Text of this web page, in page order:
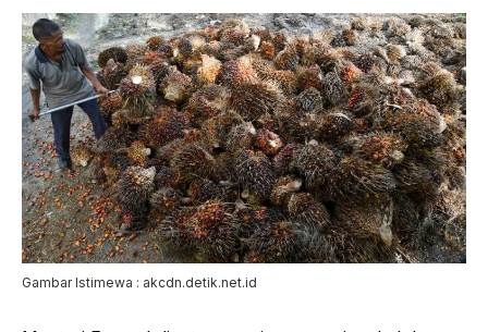
Gambar Istimewa : akcdn.detik.net.id